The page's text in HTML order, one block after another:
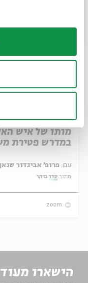
מותו של איש
במדרש פטירת
עם:
מתוך:סדר בוקר
zoom
הישארו